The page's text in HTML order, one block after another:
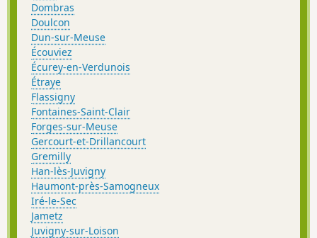
Dombras
Doulcon
Dun-sur-Meuse
Écouviez
Écurey-en-Verdunois
Étraye
Flassigny
Fontaines-Saint-Clair
Forges-sur-Meuse
Gercourt-et-Drillancourt
Gremilly
Han-lès-Juvigny
Haumont-près-Samogneux
Iré-le-Sec
Jametz
Juvigny-sur-Loison